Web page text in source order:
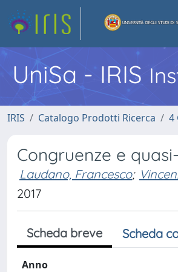
UniSa - IRIS
IRIS Catalogo Prodotti Ricerca 4
Congruenze e
Laudano, Francesco;
2017
Scheda breve Scheda
Anno